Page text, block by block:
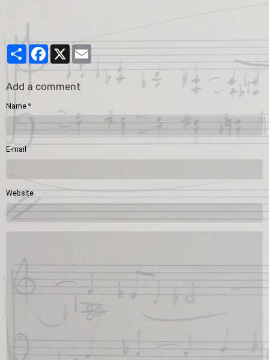
PartagerFacebook
Add a comment
Name
E-mail
Website